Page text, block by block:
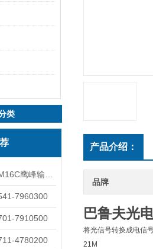
类
7960300
7910500
4780200
产品介绍：
品牌
巴鲁夫光
将光信号转换成电信
21M